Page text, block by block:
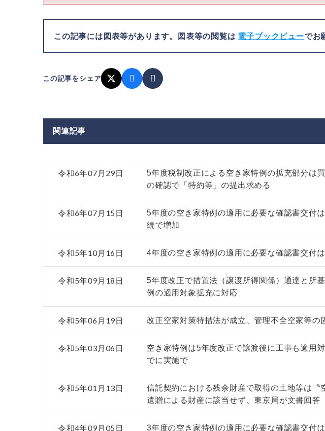
この記事には図表等があります。図表等の閲覧は 電子ブックビューでお
この記事をシェア
関連記事
令和6年07月29日
5年度税制改正による空き家特例の拡充部分は
の確認で「特約等」の提出求める
令和6年07月15日
5年度の空き家特例の適用に必要な確認書交付
続で増加
令和5年10月16日 4年度の空き家特例の適用に必要な確認書交付
令和5年09月18日
5年度改正で措置法（譲渡所得関係）通達と所
例の適用対象拡充に対応
令和5年06月19日 改正空家対策特措法が成立、管理不全空家等の
令和5年03月06日
空き家特例は5年度改正で譲渡後に工事も適用
でに実施で
令和5年01月13日
信託契約における残余財産で取得の土地等は〝
遺贈による財産に該当せず、東京局が文書回答
令和4年09月05日 3年度の空き家特例の適用に必要な確認書交付
非上場株式の評価
例（令和8年版）
税込4,950円